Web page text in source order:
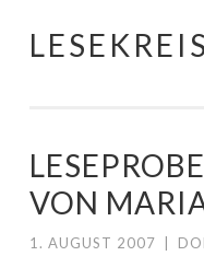
Springe
LESEKREIS
VON
1. AUGUST 2007